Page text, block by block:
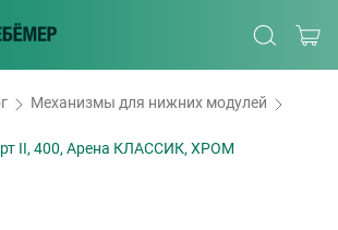
Механизмы для нижних модулей
II, 400, Арена КЛАССИК, ХРОМ